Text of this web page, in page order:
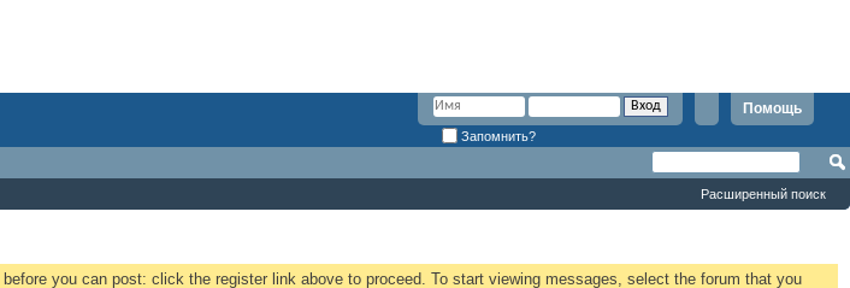
Помощь
Запомнить?
Расширенный поиск
before you can post: click the register link above to proceed. To start viewing messages, select the forum that you